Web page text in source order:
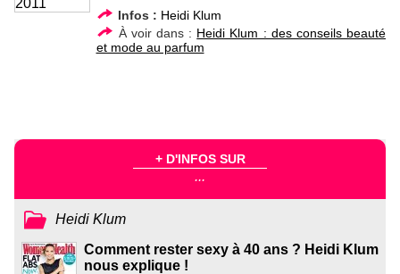
Infos : Heidi Klum
À voir dans : Heidi Klum : des conseils beauté
et mode au parfum
+ D'INFOS SUR
...
Heidi Klum
Comment rester sexy à 40 ans ? Heidi Klum
nous explique !